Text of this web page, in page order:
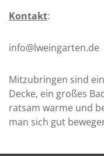
Kontakt:
info@lweingarten.de
Mitzubringen sind
Decke, ein großes
ratsam warme und
man sich gut